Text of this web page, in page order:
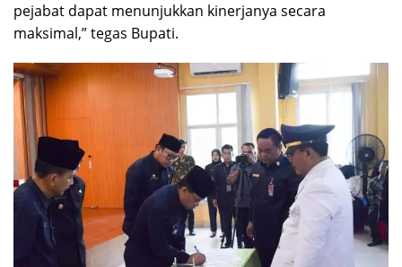
pejabat dapat menunjukkan kinerjanya secara
maksimal,” tegas Bupati.